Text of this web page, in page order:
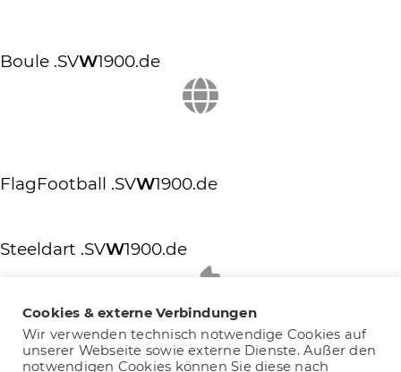
Boule .SVW1900.de
FlagFootball .SVW1900.de
Steeldart .SVW1900.de
Cookies & externe Verbindungen
Wir verwenden technisch notwendige Cookies auf
unserer Webseite sowie externe Dienste. Außer den
notwendigen Cookies können Sie diese nach